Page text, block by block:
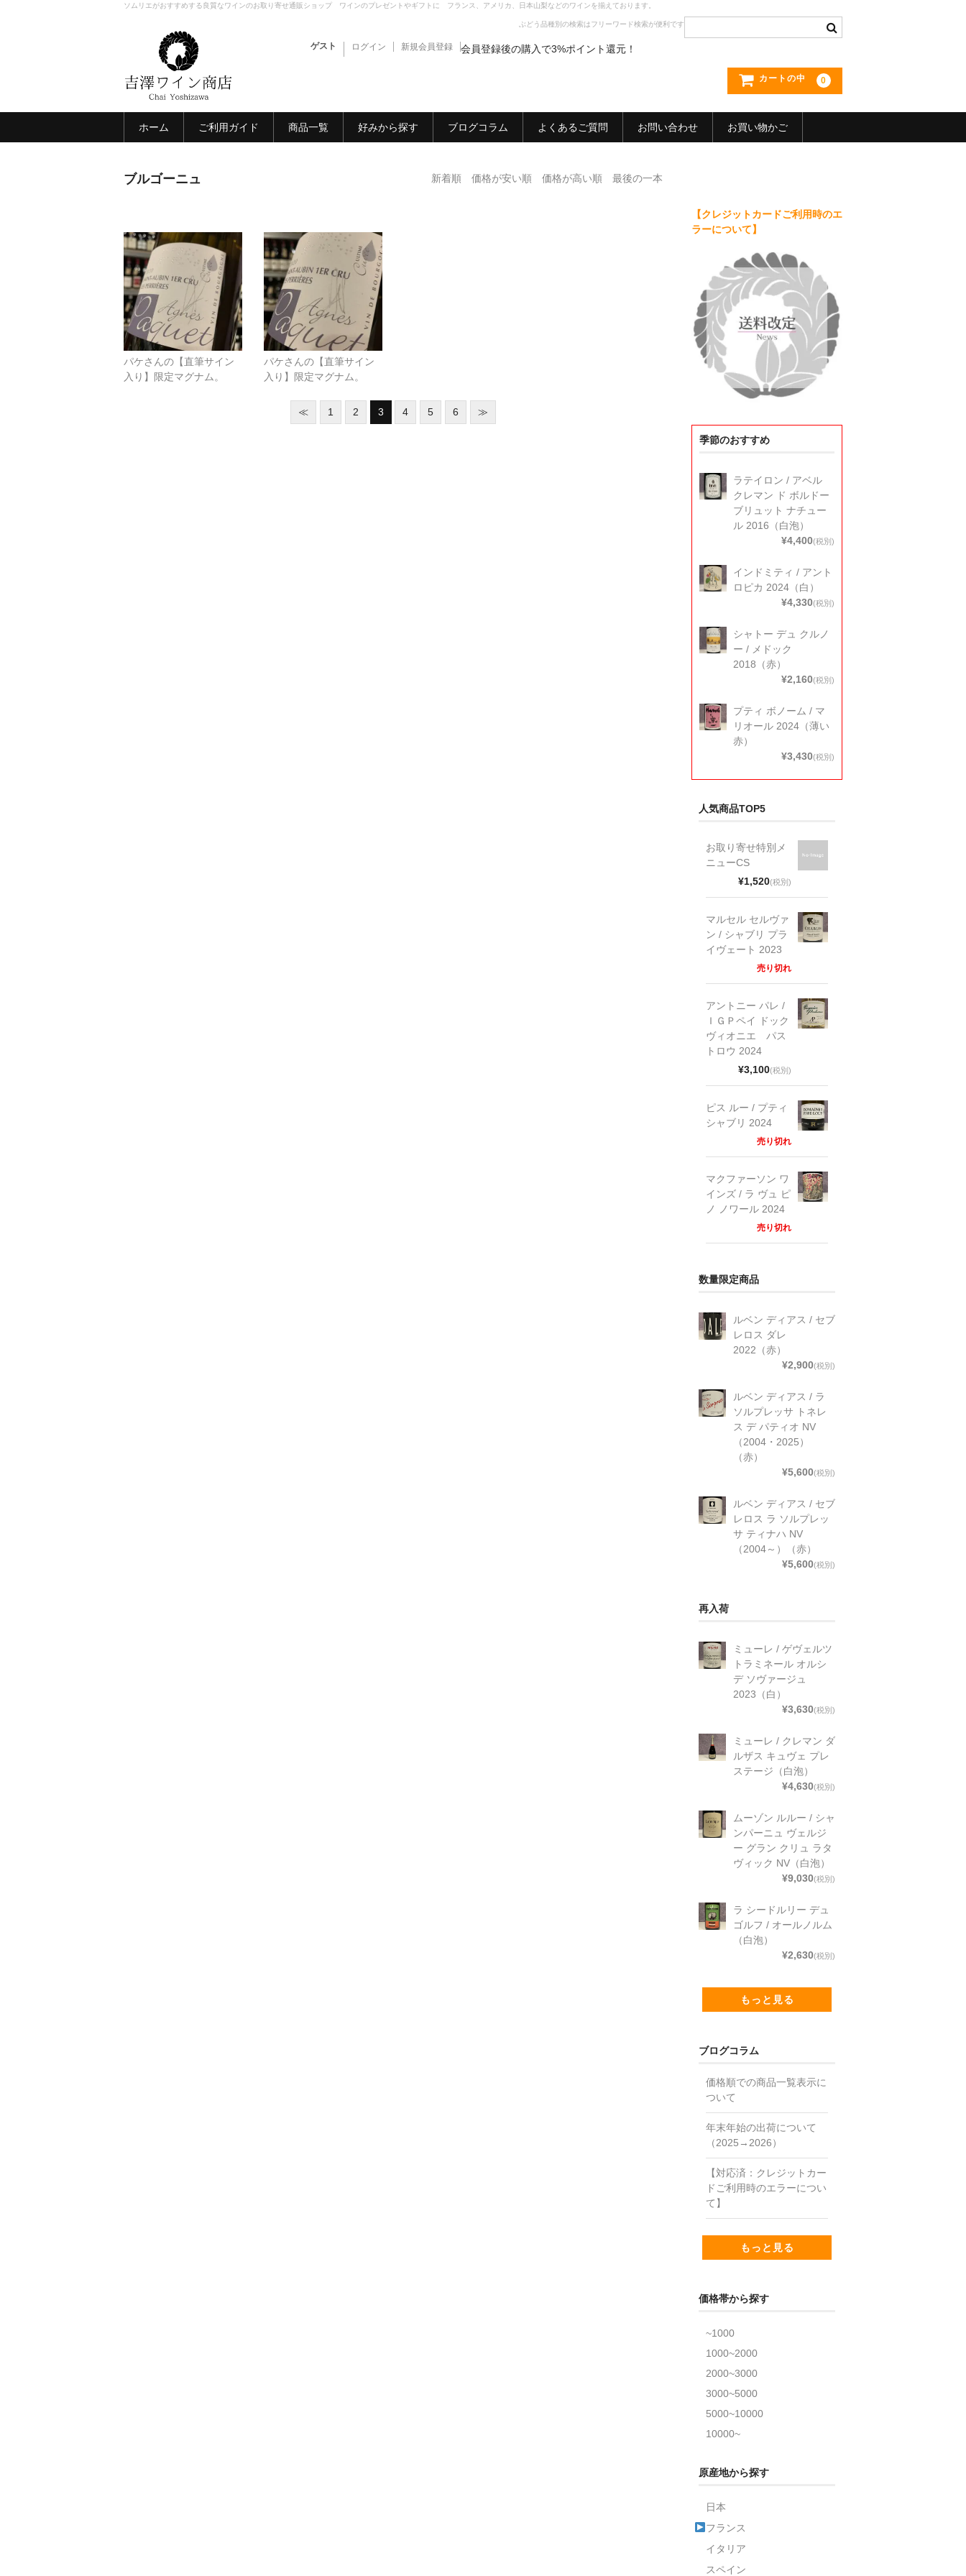
ソムリエがおすすめする良質なワインのお取り寄せ通販ショップ ワインのプレゼントやギフトに フランス、アメリカ、日本山梨などのワインを揃えております。
ぶどう品種別の検索はフリーワード検索が便利です
ゲスト ログイン 新規会員登録 会員登録後の購入で3%ポイント還元！
カートの中 0
ホーム ご利用ガイド 商品一覧 好みから探す ブログコラム よくあるご質問 お問い合わせ お買い物かご
ブルゴーニュ 新着順 価格が安い順 価格が高い順 最後の一本
パケさんの【直筆サイン
入り】限定マグナム。
パケさんの【直筆サイン
入り】限定マグナム。
≪ 1 2 3 4 5 6 ≫
【クレジットカードご利用時のエ
ラーについて】
季節のおすすめ
ラテイロン / アベル
クレマン ド ボルドー
ブリュット ナチュー
ル 2016（白泡）
¥4,400(税別)
インドミティ / アント
ロピカ 2024（白）
¥4,330(税別)
シャトー デュ クルノ
ー / メドック
2018（赤）
¥2,160(税別)
プティ ボノーム / マ
リオール 2024（薄い
赤）
¥3,430(税別)
人気商品TOP5
お取り寄せ特別メ
ニューCS
¥1,520(税別)
マルセル セルヴァ
ン / シャブリ プラ
イヴェート 2023
売り切れ
アントニー パレ /
ＩＧＰペイ ドック
ヴィオニエ パス
トロウ 2024
¥3,100(税別)
ピス ルー / プティ
シャブリ 2024
売り切れ
マクファーソン ワ
インズ / ラ ヴュ ピ
ノ ノワール 2024
売り切れ
数量限定商品
ルベン ディアス / セブ
レロス ダレ
2022（赤）
¥2,900(税別)
ルベン ディアス / ラ
ソルプレッサ トネレ
ス デ パティオ NV
（2004・2025）
（赤）
¥5,600(税別)
ルベン ディアス / セブ
レロス ラ ソルプレッ
サ ティナハ NV
（2004～）（赤）
¥5,600(税別)
再入荷
ミューレ / ゲヴェルツ
トラミネール オルシ
デ ソヴァージュ
2023（白）
¥3,630(税別)
ミューレ / クレマン ダ
ルザス キュヴェ プレ
ステージ（白泡）
¥4,630(税別)
ムーゾン ルルー / シャ
ンパーニュ ヴェルジ
ー グラン クリュ ラタ
ヴィック NV（白泡）
¥9,030(税別)
ラ シードルリー デュ
ゴルフ / オールノルム
（白泡）
¥2,630(税別)
もっと見る
ブログコラム
価格順での商品一覧表示に
ついて
年末年始の出荷について
（2025→2026）
【対応済：クレジットカー
ドご利用時のエラーについ
て】
もっと見る
価格帯から探す
~1000
1000~2000
2000~3000
3000~5000
5000~10000
10000~
原産地から探す
日本
フランス
イタリア
スペイン